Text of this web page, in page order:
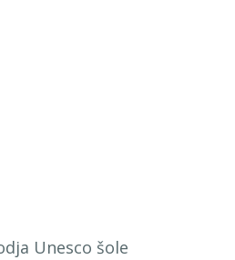
Unesco šole